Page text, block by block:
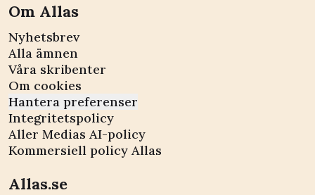
Om Allas
Nyhetsbrev
Alla ämnen
Våra skribenter
Om cookies
Hantera preferenser
Integritetspolicy
Aller Medias AI-policy
Kommersiell policy Allas
Allas.se